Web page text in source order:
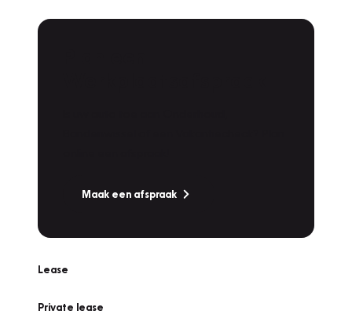
Maak een afspraak
Lease
Private lease